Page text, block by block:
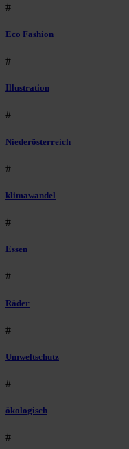
#
Eco Fashion
#
Illustration
#
Niederösterreich
#
klimawandel
#
Essen
#
Räder
#
Umweltschutz
#
ökologisch
#